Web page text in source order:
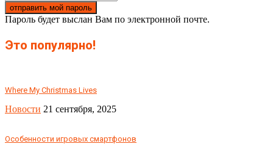
Пароль будет выслан Вам по электронной почте.
Это популярно!
Where My Christmas Lives
Новости 21 сентября, 2025
Особенности игровых смартфонов